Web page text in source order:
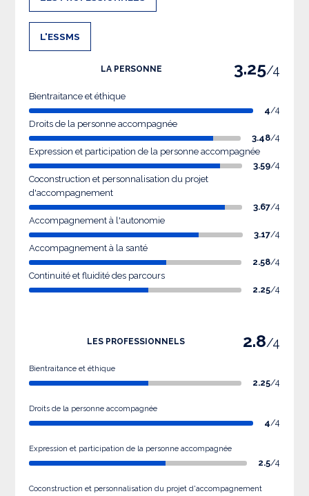
L'ESSMS
LA PERSONNE 3.25/4
Bientraitance et éthique
4/4
Droits de la personne accompagnée
3.48/4
Expression et participation de la personne accompagnée
3.59/4
Coconstruction et personnalisation du projet
d'accompagnement
3.67/4
Accompagnement à l'autonomie
3.17/4
Accompagnement à la santé
2.58/4
Continuité et fluidité des parcours
2.25/4
LES PROFESSIONNELS 2.8/4
Bientraitance et éthique
2.25/4
Droits de la personne accompagnée
4/4
Expression et participation de la personne accompagnée
2.5/4
Coconstruction et personnalisation du projet d'accompagnement